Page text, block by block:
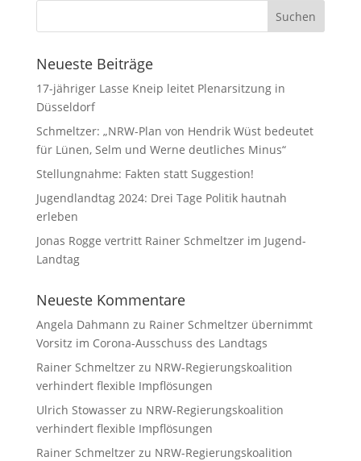
Neueste Beiträge
17-jähriger Lasse Kneip leitet Plenarsitzung in
Düsseldorf
Schmeltzer: „NRW-Plan von Hendrik Wüst bedeutet
für Lünen, Selm und Werne deutliches Minus“
Stellungnahme: Fakten statt Suggestion!
Jugendlandtag 2024: Drei Tage Politik hautnah
erleben
Jonas Rogge vertritt Rainer Schmeltzer im Jugend-
Landtag
Neueste Kommentare
Angela Dahmann zu Rainer Schmeltzer übernimmt
Vorsitz im Corona-Ausschuss des Landtags
Rainer Schmeltzerzu NRW-Regierungskoalition
verhindert flexible Impflösungen
Ulrich Stowasserzu NRW-Regierungskoalition
verhindert flexible Impflösungen
Rainer Schmeltzerzu NRW-Regierungskoalition